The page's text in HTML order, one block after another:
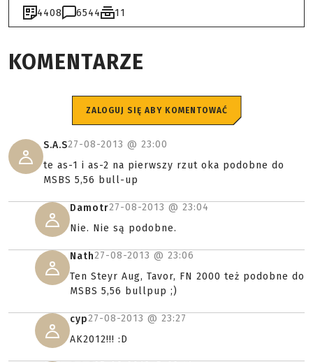
4408 6544 11
KOMENTARZE
ZALOGUJ SIĘ ABY KOMENTOWAĆ
S.A.S27-08-2013 @ 23:00
te as-1 i as-2 na pierwszy rzut oka podobne do
MSBS 5,56 bull-up
Damotr27-08-2013 @ 23:04
Nie. Nie są podobne.
Nath27-08-2013 @ 23:06
Ten Steyr Aug, Tavor, FN 2000 też podobne do
MSBS 5,56 bullpup ;)
cyp27-08-2013 @ 23:27
AK2012!!! :D